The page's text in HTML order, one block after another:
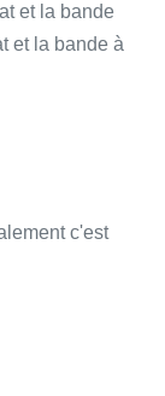
et la bande
et la bande à
c'est